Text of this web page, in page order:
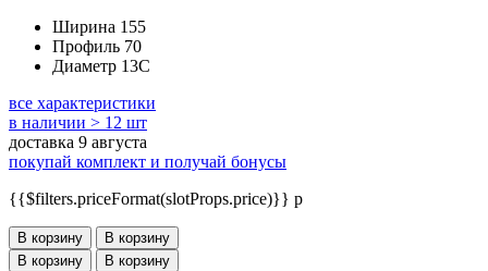
Ширина 155
Профиль 70
Диаметр 13C
все характеристики
в наличии > 12 шт
доставка 9 августа
покупай комплект и получай бонусы
{{$filters.priceFormat(slotProps.price)}} p
В корзину
В корзину
В корзину
В корзину